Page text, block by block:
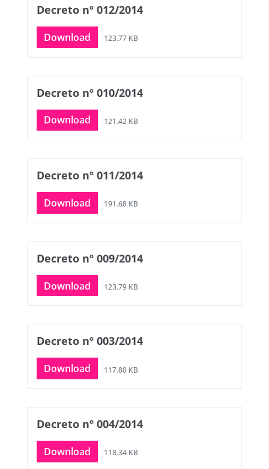
Decreto nº 012/2014
Download 123.77 KB
Decreto nº 010/2014
Download 121.42 KB
Decreto nº 011/2014
Download 191.68 KB
Decreto nº 009/2014
Download 123.79 KB
Decreto nº 003/2014
Download 117.80 KB
Decreto nº 004/2014
Download 118.34 KB